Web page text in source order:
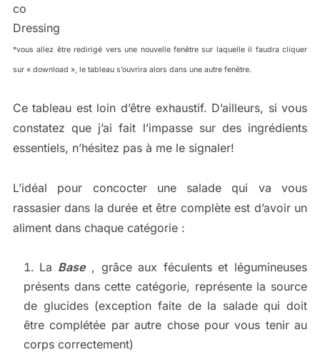
co
Dressing
*vous allez être redirigé vers une nouvelle fenêtre sur laquelle il faudra cliquer
sur « download », le tableau s’ouvrira alors dans une autre fenêtre.
Ce tableau est loin d’être exhaustif. D’ailleurs, si vous
constatez que j’ai fait l’impasse sur des ingrédients
essentiels, n’hésitez pas à me le signaler!
L’idéal pour concocter une salade qui va vous
rassasier dans la durée et être complète est d’avoir un
aliment dans chaque catégorie :
La Base, grâce aux féculents et légumineuses
présents dans cette catégorie, représente la source
de glucides (exception faite de la salade qui doit
être complétée par autre chose pour vous tenir au
corps correctement)